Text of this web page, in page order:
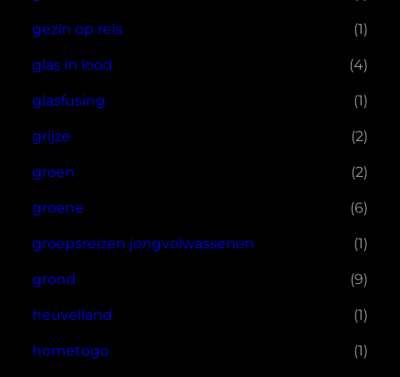
gezin op reis (1)
glas in lood (4)
glasfusing (1)
grijze (2)
groen (2)
groene (6)
groepsreizen jongvolwassenen (1)
grond (9)
heuvelland (1)
hometogo (1)